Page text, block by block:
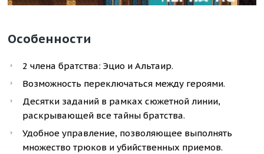
Особенности
2 члена братства: Эцио и Альтаир.
Возможность переключаться между героями.
Десятки заданий в рамках сюжетной линии,
раскрывающей все тайны братства.
Удобное управление, позволяющее выполнять
множество трюков и убийственных приемов.